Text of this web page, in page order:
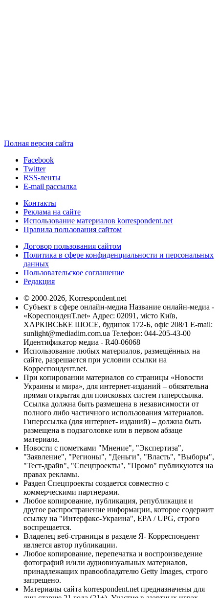
Полная версия сайта
Facebook
Twitter
RSS-ленты
E-mail рассылка
Контакты
Реклама на сайте
Использование материалов korrespondent.net
Правила пользования сайтом
Договор пользования сайтом
Политика в сфере конфиденциальности и персональных
данных
Пользовательское соглашение
Редакция
© 2000-2026, Korrespondent.net
Субъект в сфере онлайн-медиа Название онлайн-медиа -
«КореспонденТ.net» Адрес: 02091, місто Київ,
ХАРКІВСЬКЕ ШОСЕ, будинок 172-Б, офіс 208/1 E-mail:
sunlight@mediadim.com.ua Телефон: 044-205-43-00
Идентификатор медиа - R40-06068
Использование любых материалов, размещённых на
сайте, разрешается при условии ссылки на
Корреспондент.net.
При копировании материалов со страницы «Новости
Украины и мира», для интернет-изданий – обязательна
прямая открытая для поисковых систем гиперссылка.
Ссылка должна быть размещена в независимости от
полного либо частичного использования материалов.
Гиперссылка (для интернет- изданий) – должна быть
размещена в подзаголовке или в первом абзаце
материала.
Новости с пометками "Мнение", "Экспертиза",
"Заявление", "Регионы", "Деньги", "Власть", "Выборы",
"Тест-драйв", "Спецпроекты", "Промо" публикуются на
правах рекламы.
Раздел Спецпроекты создается совместно с
коммерческими партнерами.
Любое копирование, публикация, републикация и
другое распространение информации, которое содержит
ссылку на "Интерфакс-Украина", EPA / UPG, строго
воспрещается.
Владелец веб-страницы в разделе Я- Корреспондент
является автор публикации.
Любое копирование, перепечатка и воспроизведение
фотографий и/или аудиовизуальных материалов,
принадлежащих правообладателю Getty Images, строго
запрещено.
Материалы сайта korrespondent.net предназначены для